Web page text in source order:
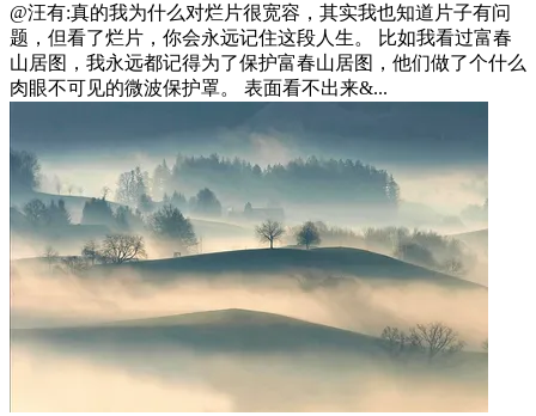
@汪有:真的我为什么对烂片很宽容，其实我也知道片子有问
题，但看了烂片，你会永远记住这段人生。 比如我看过富春
山居图，我永远都记得为了保护富春山居图，他们做了个什么
肉眼不可见的微波保护罩。 表面看不出来&...